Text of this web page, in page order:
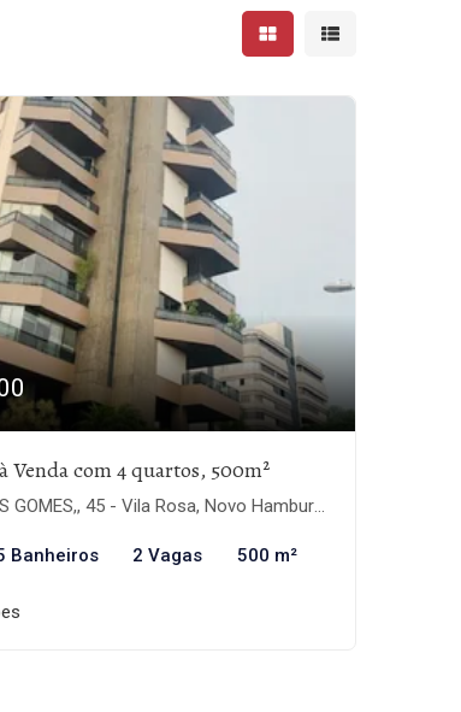
Mostrar resultados em
Mostrar
Venda com 4 quartos, 500m²
GOMES,, 45 - Vila Rosa, Novo Hamburgo-RS
Banheiros 2 Vagas 500 m²